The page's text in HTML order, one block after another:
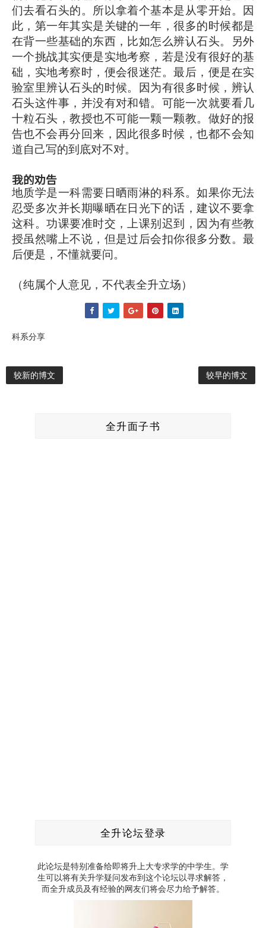
们去看石头的。所以拿着个基本是从零开始。因
此，第一年其实是关键的一年，很多的时候都是
在背一些基础的东西，比如怎么辨认石头。另外
一个挑战其实便是实地考察，若是没有很好的基
础，实地考察时，便会很迷茫。最后，便是在实
验室里辨认石头的时候。因为有很多时候，辨认
石头这件事，并没有对和错。可能一次就要看几
十粒石头，教授也不可能一颗一颗教。做好的报
告也不会再分回来，因此很多时候，也都不会知
道自己写的到底对不对。
我的劝告
地质学是一科需要日晒雨淋的科系。如果你无法
忍受多次并长期曝晒在日光下的话，建议不要拿
这科。功课要准时交，上课别迟到，因为有些教
授虽然嘴上不说，但是过后会扣你很多分数。最
后便是，不懂就要问。
（纯属个人意见，不代表全升立场）
科系分享
较新的博文 较早的博文
全升面子书
全升论坛登录
此论坛是特别准备给即将升上大专求学的中学生。学
生可以将有关升学疑问发布到这个论坛以寻求解答，
而全升成员及有经验的网友们将会尽力给予解答。